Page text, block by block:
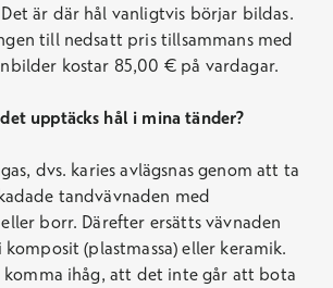
är där hål vanligtvis börjar bildas.
till nedsatt pris tillsammans med
kostar 85,00 € på vardagar.
upptäcks hål i mina tänder?
dvs. karies avlägsnas genom att ta
tandvävnaden med
borr. Därefter ersätts vävnaden
(plastmassa) eller keramik.
ihåg, att det inte går att bota